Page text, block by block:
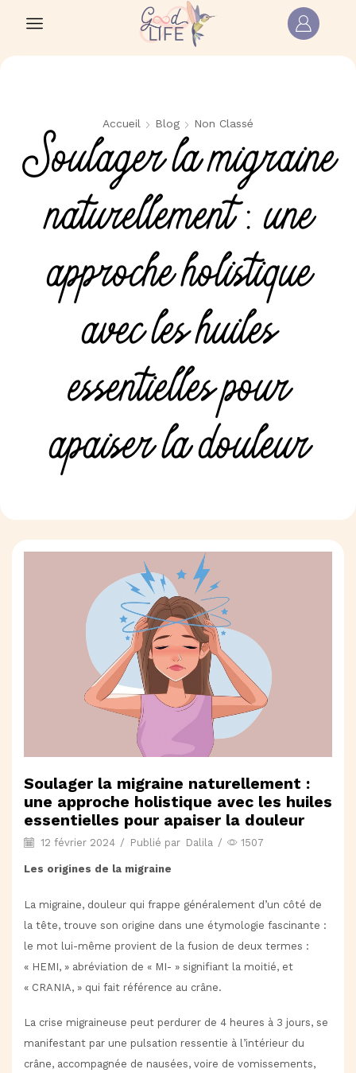
Accueil Blog Non Classé
Soulager la migraine
naturellement : une
approche holistique
avec les huiles
essentielles pour
apaiser la douleur
Soulager la migraine naturellement :
une approche holistique avec les huiles
essentielles pour apaiser la douleur
12 février 2024 / Publié par Dalila / 1507
Les origines de la migraine
La migraine, douleur qui frappe généralement d’un côté de
la tête, trouve son origine dans une étymologie fascinante :
le mot lui-même provient de la fusion de deux termes :
« HEMI, » abréviation de « MI- » signifiant la moitié, et
« CRANIA, » qui fait référence au crâne.
La crise migraineuse peut perdurer de 4 heures à 3 jours, se
manifestant par une pulsation ressentie à l’intérieur du
crâne, accompagnée de nausées, voire de vomissements,